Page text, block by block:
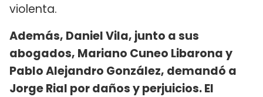
violenta.
Además, Daniel Vila, junto a sus
abogados, Mariano Cuneo Libarona y
Pablo Alejandro González, demandó a
Jorge Rial por daños y perjuicios. El